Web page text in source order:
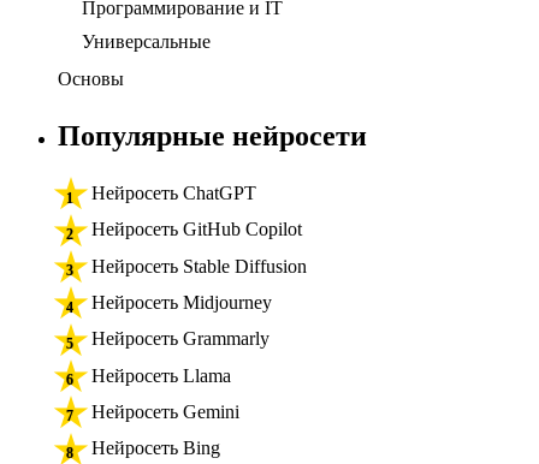
Программирование и IT
Универсальные
Основы
Популярные нейросети
Нейросеть ChatGPT
Нейросеть GitHub Copilot
Нейросеть Stable Diffusion
Нейросеть Midjourney
Нейросеть Grammarly
Нейросеть Llama
Нейросеть Gemini
Нейросеть Bing